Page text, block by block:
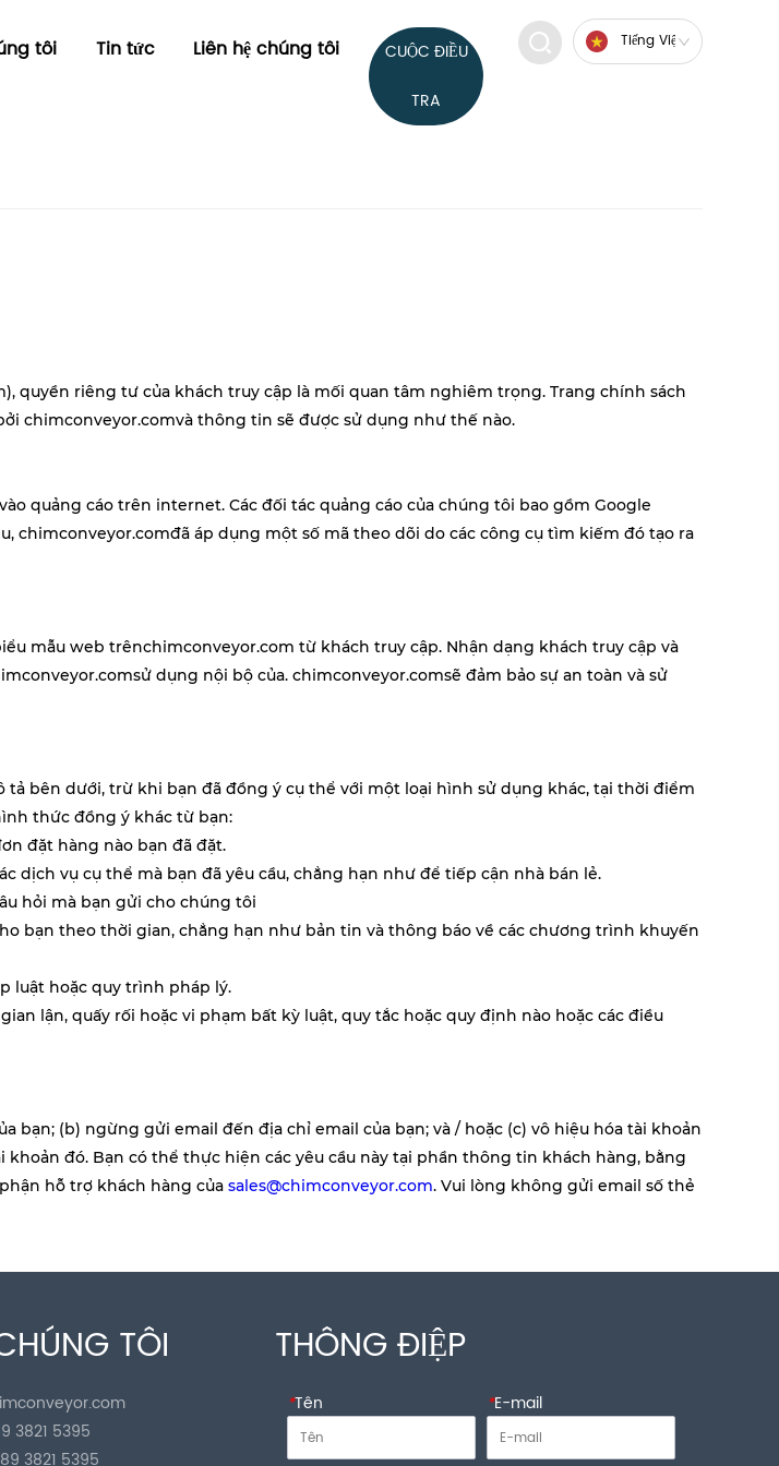
tôi Tin tức Liên hệ chúng tôi
CUỘC ĐIỀU
TRA
Tiếng Việt
), quyền riêng tư của khách truy cập là mối quan tâm nghiêm trọng. Trang chính sách
chimconveyor.comvà thông tin sẽ được sử dụng như thế nào.
quảng cáo trên internet. Các đối tác quảng cáo của chúng tôi bao gồmGoogle
chimconveyor.comđã áp dụng một số mã theo dõi do các công cụ tìm kiếm đó tạo ra
mẫu web trênchimconveyor.com từ khách truy cập. Nhận dạng khách truy cập và
sử dụng nội bộ của.chimconveyor.comsẽ đảm bảo sự an toàn và sử
bên dưới, trừ khi bạn đã đồng ý cụ thể với một loại hình sử dụng khác, tại thời điểm
thức đồng ý khác từ bạn:
đặt hàng nào bạn đã đặt.
dịch vụ cụ thể mà bạn đã yêu cầu, chẳng hạn như để tiếp cận nhà bán lẻ.
hỏi mà bạn gửi cho chúng tôi
bạn theo thời gian, chẳng hạn như bản tin và thông báo về các chương trình khuyến
luật hoặc quy trình pháp lý.
lận, quấy rối hoặc vi phạm bất kỳ luật, quy tắc hoặc quy định nào hoặc các điều
bạn; (b) ngừng gửi email đến địa chỉ email của bạn; và / hoặc (c) vô hiệu hóa tài khoản
đó. Bạn có thể thực hiện các yêu cầu này tại phần thông tin khách hàng, bằng
hỗ trợ khách hàng của sales@chimconveyor.com. Vui lòng không gửi email số thẻ
TÔI
3821 5395
3821 5395
THÔNG ĐIỆP
*Tên *E-mail